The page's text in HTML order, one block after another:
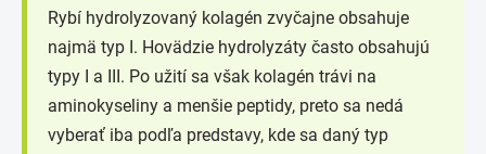
Rybí hydrolyzovaný kolagén zvyčajne obsahuje
najmä typ I. Hovädzie hydrolyzáty často obsahujú
typy I a III. Po užití sa však kolagén trávi na
aminokyseliny a menšie peptidy, preto sa nedá
vyberať iba podľa predstavy, kde sa daný typ